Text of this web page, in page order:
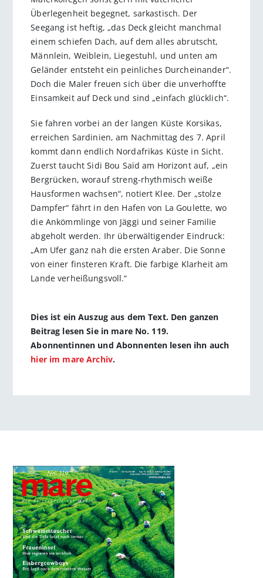
Überlegenheit begegnet, sarkastisch. Der
Seegang ist heftig, „das Deck gleicht manchmal
einem schiefen Dach, auf dem alles abrutscht,
Männlein, Weiblein, Liegestuhl, und unten am
Geländer entsteht ein peinliches Durcheinander“.
Doch die Maler freuen sich über die unverhoffte
Einsamkeit auf Deck und sind „einfach glücklich“.
Sie fahren vorbei an der langen Küste Korsikas,
erreichen Sardinien, am Nachmittag des 7. April
kommt dann endlich Nordafrikas Küste in Sicht.
Zuerst taucht Sidi Bou Saïd am Horizont auf, „ein
Bergrücken, worauf streng-rhythmisch weiße
Hausformen wachsen“, notiert Klee. Der „stolze
Dampfer“ fährt in den Hafen von La Goulette, wo
die Ankömmlinge von Jäggi und seiner Familie
abgeholt werden. Ihr überwältigender Eindruck:
„Am Ufer ganz nah die ersten Araber. Die Sonne
von einer finsteren Kraft. Die farbige Klarheit am
Lande verheißungsvoll.“
Dies ist ein Auszug aus dem Text. Den ganzen
Beitrag lesen Sie in mare No. 119.
Abonnentinnen und Abonnenten lesen ihn auch
hier im mare Archiv.